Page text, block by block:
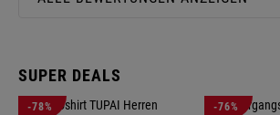
SUPER DEALS
-78% -76%